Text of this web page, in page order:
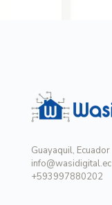
Guayaquil, Ecuador
info@wasidigital.ec
+593997880202